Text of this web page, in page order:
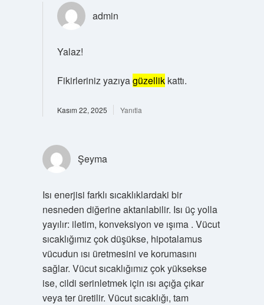
admin
Yalaz!
Fikirleriniz yazıyagüzellikkattı.
Kasım 22, 2025 Yanıtla
Şeyma
Isı enerjisi farklı sıcaklıklardaki bir
nesneden diğerine aktarılabilir. Isı üç yolla
yayılır: iletim, konveksiyon ve ışıma . Vücut
sıcaklığımız çok düşükse, hipotalamus
vücudun ısı üretmesini ve korumasını
sağlar. Vücut sıcaklığımız çok yüksekse
ise, cildi serinletmek için ısı açığa çıkar
veya ter üretilir. Vücut sıcaklığı, tam